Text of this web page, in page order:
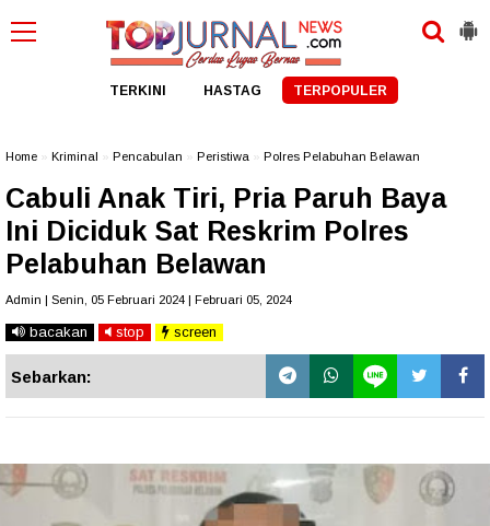
TERKINI HASTAG TERPOPULER
Home Kriminal Pencabulan Peristiwa Polres Pelabuhan Belawan
Cabuli Anak Tiri, Pria Paruh Baya
Ini Diciduk Sat Reskrim Polres
Pelabuhan Belawan
Admin | Senin, 05 Februari 2024 | Februari 05, 2024
bacakan stop screen
Sebarkan: